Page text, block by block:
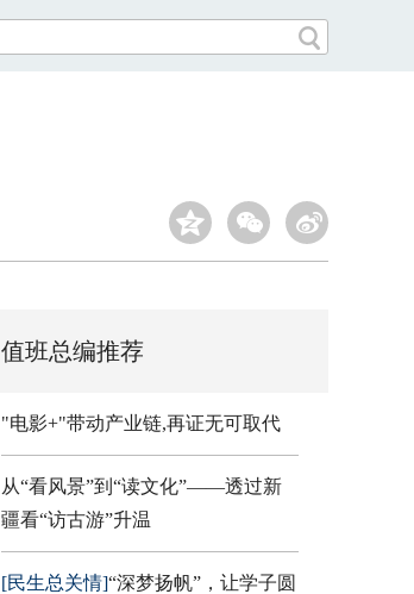
值班总编推荐
"电影+"带动产业链,再证无可取代
从“看风景”到“读文化”——透过新
疆看“访古游”升温
[民生总关情]“深梦扬帆”，让学子圆